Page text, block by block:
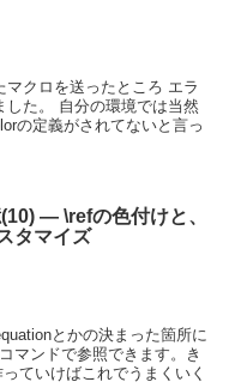
クロを送ったところ エラ
した。 自分の環境では当然
の定義がされてないと言っ
— \refの色付けと、
タマイズ
とかの決まった箇所に
マンドで参照できます。き
ていけばこれでうまくいく